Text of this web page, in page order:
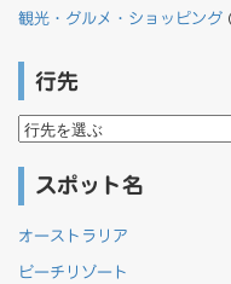
観光・グルメ・ショッピング
行先
行
スポット名
オーストラリア
ビーチリゾート